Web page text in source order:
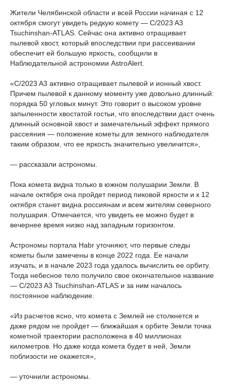
Жители Челябинской области и всей России начиная с 12
октября смогут увидеть редкую комету — C/2023 A3
Tsuchinshan-ATLAS. Сейчас она активно отращивает
пылевой хвост, который впоследствии при рассеивании
обеспечит ей большую яркость, сообщили в
Наблюдательной астрономии AstroAlert.
«C/2023 A3 активно отращивает пылевой и ионный хвост.
Причем пылевой к данному моменту уже довольно длинный:
порядка 50 угловых минут. Это говорит о высоком уровне
запыленности хвостатой гостьи, что впоследствии даст очень
длинный основной хвост и замечательный эффект прямого
рассеяния — положение кометы для земного наблюдателя
таким образом, что ее яркость значительно увеличится»,
— рассказали астрономы.
Пока комета видна только в южном полушарии Земли. В
начале октября она пройдет период пиковой яркости и к 12
октября станет видна россиянам и всем жителям северного
полушария. Отмечается, что увидеть ее можно будет в
вечернее время низко над западным горизонтом.
Астрономы портала Habr уточняют, что первые следы
кометы были замечены в конце 2022 года. Ее начали
изучать, и в начале 2023 года удалось вычислить ее орбиту.
Тогда небесное тело получило свое окончательное название
— C/2023 A3 Tsuchinshan-ATLAS и за ним началось
постоянное наблюдение.
«Из расчетов ясно, что комета с Землей не столкнется и
даже рядом не пройдет — ближайшая к орбите Земли точка
кометной траектории расположена в 40 миллионах
километров. Но даже когда комета будет в ней, Земли
поблизости не окажется»,
— уточнили астрономы.